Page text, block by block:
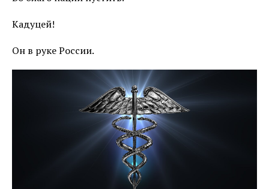
Кадуцей!
Он в руке России.